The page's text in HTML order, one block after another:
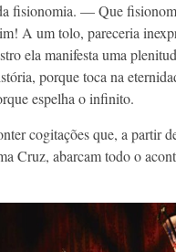
fisionomia. — Que
A um tolo, pareceria
ela manifesta uma
porque toca na
espelha o infinito.
cogitações que, a partir
Cruz, abarcam todo o